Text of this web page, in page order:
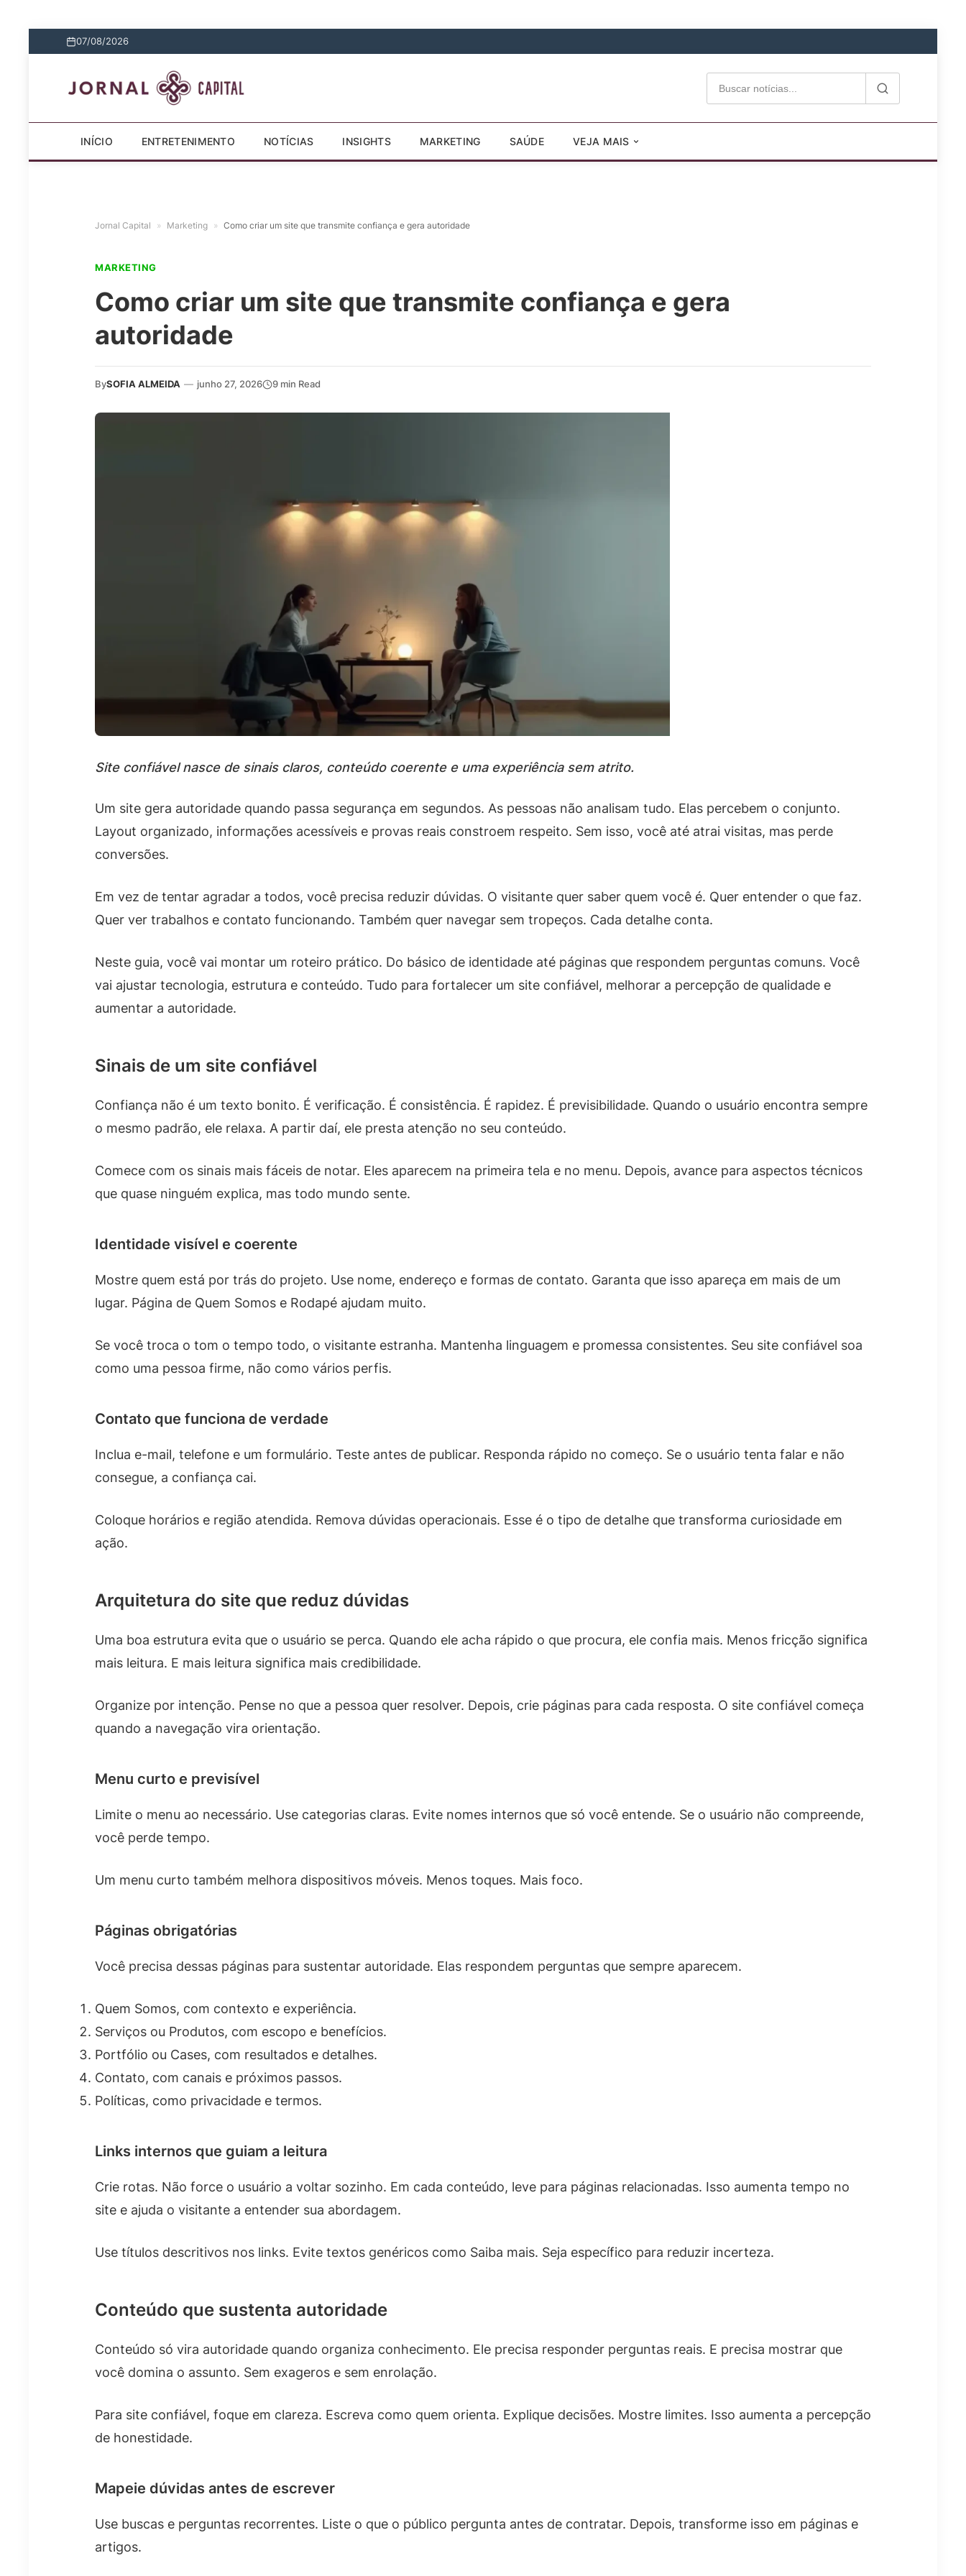
07/08/2026
INÍCIO ENTRETENIMENTO NOTÍCIAS INSIGHTS MARKETING SAÚDE VEJA MAIS
Jornal Capital » Marketing » Como criar um site que transmite confiança e gera autoridade
MARKETING
Como criar um site que transmite confiança e gera
autoridade
BySOFIA ALMEIDA — junho 27, 2026 9 min Read
Site confiável nasce de sinais claros, conteúdo coerente e uma experiência sem atrito.
Um site gera autoridade quando passa segurança em segundos. As pessoas não analisam tudo. Elas percebem o conjunto.
Layout organizado, informações acessíveis e provas reais constroem respeito. Sem isso, você até atrai visitas, mas perde
conversões.
Em vez de tentar agradar a todos, você precisa reduzir dúvidas. O visitante quer saber quem você é. Quer entender o que faz.
Quer ver trabalhos e contato funcionando. Também quer navegar sem tropeços. Cada detalhe conta.
Neste guia, você vai montar um roteiro prático. Do básico de identidade até páginas que respondem perguntas comuns. Você
vai ajustar tecnologia, estrutura e conteúdo. Tudo para fortalecer um site confiável, melhorar a percepção de qualidade e
aumentar a autoridade.
Sinais de um site confiável
Confiança não é um texto bonito. É verificação. É consistência. É rapidez. É previsibilidade. Quando o usuário encontra sempre
o mesmo padrão, ele relaxa. A partir daí, ele presta atenção no seu conteúdo.
Comece com os sinais mais fáceis de notar. Eles aparecem na primeira tela e no menu. Depois, avance para aspectos técnicos
que quase ninguém explica, mas todo mundo sente.
Identidade visível e coerente
Mostre quem está por trás do projeto. Use nome, endereço e formas de contato. Garanta que isso apareça em mais de um
lugar. Página de Quem Somos e Rodapé ajudam muito.
Se você troca o tom o tempo todo, o visitante estranha. Mantenha linguagem e promessa consistentes. Seu site confiável soa
como uma pessoa firme, não como vários perfis.
Contato que funciona de verdade
Inclua e-mail, telefone e um formulário. Teste antes de publicar. Responda rápido no começo. Se o usuário tenta falar e não
consegue, a confiança cai.
Coloque horários e região atendida. Remova dúvidas operacionais. Esse é o tipo de detalhe que transforma curiosidade em
ação.
Arquitetura do site que reduz dúvidas
Uma boa estrutura evita que o usuário se perca. Quando ele acha rápido o que procura, ele confia mais. Menos fricção significa
mais leitura. E mais leitura significa mais credibilidade.
Organize por intenção. Pense no que a pessoa quer resolver. Depois, crie páginas para cada resposta. O site confiável começa
quando a navegação vira orientação.
Menu curto e previsível
Limite o menu ao necessário. Use categorias claras. Evite nomes internos que só você entende. Se o usuário não compreende,
você perde tempo.
Um menu curto também melhora dispositivos móveis. Menos toques. Mais foco.
Páginas obrigatórias
Você precisa dessas páginas para sustentar autoridade. Elas respondem perguntas que sempre aparecem.
Quem Somos, com contexto e experiência.
Serviços ou Produtos, com escopo e benefícios.
Portfólio ou Cases, com resultados e detalhes.
Contato, com canais e próximos passos.
Políticas, como privacidade e termos.
Links internos que guiam a leitura
Crie rotas. Não force o usuário a voltar sozinho. Em cada conteúdo, leve para páginas relacionadas. Isso aumenta tempo no
site e ajuda o visitante a entender sua abordagem.
Use títulos descritivos nos links. Evite textos genéricos como Saiba mais. Seja específico para reduzir incerteza.
Conteúdo que sustenta autoridade
Conteúdo só vira autoridade quando organiza conhecimento. Ele precisa responder perguntas reais. E precisa mostrar que
você domina o assunto. Sem exageros e sem enrolação.
Para site confiável, foque em clareza. Escreva como quem orienta. Explique decisões. Mostre limites. Isso aumenta a percepção
de honestidade.
Mapeie dúvidas antes de escrever
Use buscas e perguntas recorrentes. Liste o que o público pergunta antes de contratar. Depois, transforme isso em páginas e
artigos.